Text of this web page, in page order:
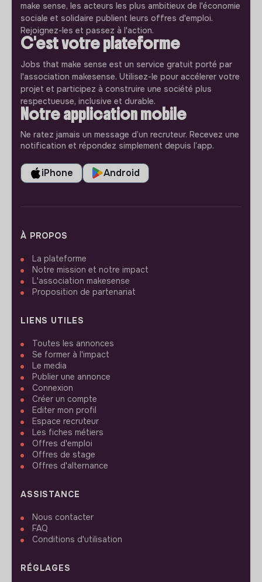
make sense, les acteurs les plus ambitieux de l'économie
sociale et solidaire publient leurs offres d'emploi.
Rejoignez-les et passez à l'action.
C'est votre plateforme
Jobs that make sense est un service gratuit porté par
l'association makesense. Utilisez-le pour accélerer votre
projet et participez à construire une société plus
respectueuse, inclusive et durable.
Notre application mobile
Ne ratez jamais un message d’un recruteur. Recevez une
notification et répondez simplement depuis l’app.
iPhone Android
À PROPOS
La plateforme
Notre mission et notre impact
L'association makesense
Proposition de partenariat
LIENS UTILES
Toutes les annonces
Se former à l'impact
Le media
Publier une annonce
Connexion
Créer un compte
Editer mon profil
Espace recruteur
Les fiches métiers
Offres d'emploi
Offres de stage
Offres d'alternance
ASSISTANCE
Nous contacter
FAQ
Conditions d'utilisation
RÉGLAGES